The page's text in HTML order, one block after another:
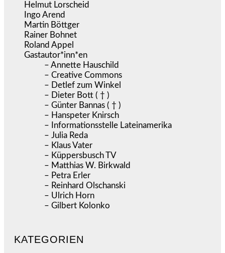
Helmut Lorscheid
Ingo Arend
Martin Böttger
Rainer Bohnet
Roland Appel
Gastautor*inn*en
– Annette Hauschild
– Creative Commons
– Detlef zum Winkel
– Dieter Bott ( † )
– Günter Bannas ( † )
– Hanspeter Knirsch
– Informationsstelle Lateinamerika
– Julia Reda
– Klaus Vater
– Küppersbusch TV
– Matthias W. Birkwald
– Petra Erler
– Reinhard Olschanski
– Ulrich Horn
– Gilbert Kolonko
KATEGORIEN